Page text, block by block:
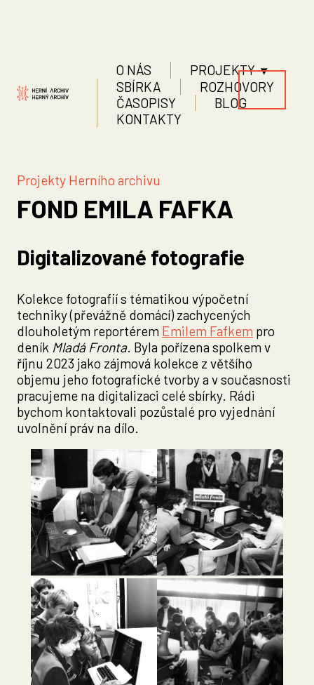
O NÁS
PROJEKTY ▾
SBÍRKA
ROZHOVORY
ČASOPISY
BLOG
KONTAKTY
Projekty Herního archivu
FOND EMILA FAFKA
Digitalizované fotografie
Kolekce fotografií s tématikou výpočetní
techniky (převážně domácí) zachycených
dlouholetým reportérem Emilem Fafkem pro
deník Mladá Fronta. Byla pořízena spolkem v
říjnu 2023 jako zájmová kolekce z většího
objemu jeho fotografické tvorby a v současnosti
pracujeme na digitalizaci celé sbírky. Rádi
bychom kontaktovali pozůstalé pro vyjednání
uvolnění práv na dílo.